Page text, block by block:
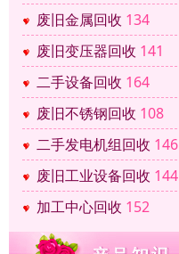
废旧金属回收 134
废旧变压器回收 141
二手设备回收 164
废旧不锈钢回收 108
二手发电机组回收 146
废旧工业设备回收 144
加工中心回收 152